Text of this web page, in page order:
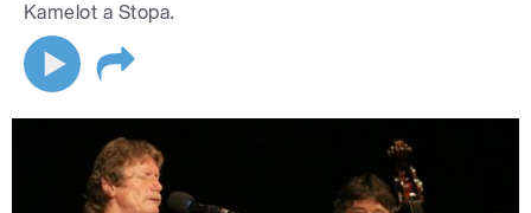
Kamelot a Stopa.